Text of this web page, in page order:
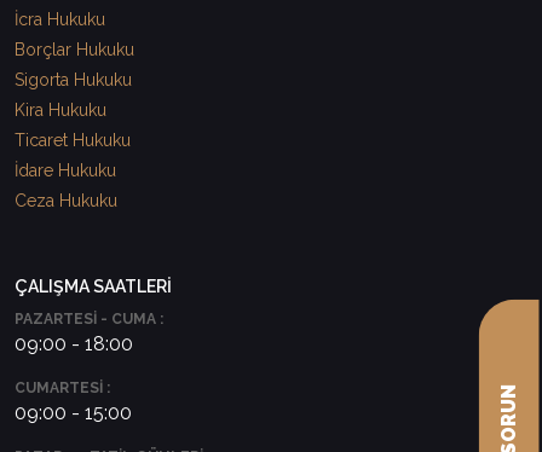
İcra Hukuku
Borçlar Hukuku
Sigorta Hukuku
Kira Hukuku
Ticaret Hukuku
İdare Hukuku
Ceza Hukuku
ÇALIŞMA SAATLERİ
PAZARTESİ - CUMA :
09:00 - 18:00
CUMARTESİ :
09:00 - 15:00